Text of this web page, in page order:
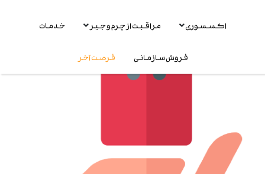
اکسسوری مراقبت از چرم و جیر خدمات
فروش سازمانی فرصت آخر